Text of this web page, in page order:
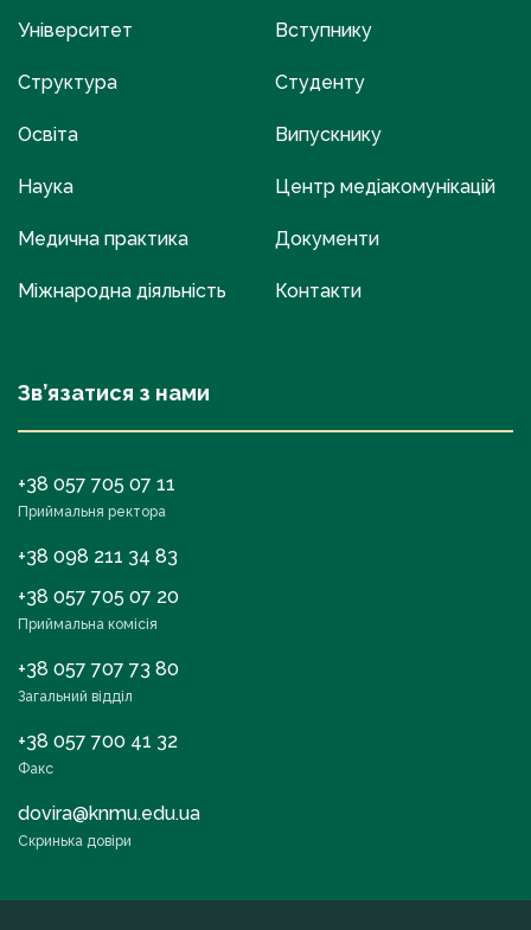
Університет
Структура
Освіта
Наука
Медична практика
Міжнародна діяльність
Вступнику
Студенту
Випускнику
Центр медіакомунікацій
Документи
Контакти
Зв’язатися з нами
+38 057 705 07 11
Приймальня ректора
+38 098 211 34 83
+38 057 705 07 20
Приймальна комісія
+38 057 707 73 80
Загальний відділ
+38 057 700 41 32
Факс
dovira@knmu.edu.ua
Скринька довіри